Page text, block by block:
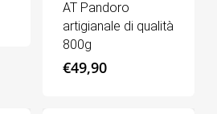
AT Pandoro
artigianale di qualità
800g
€49,90